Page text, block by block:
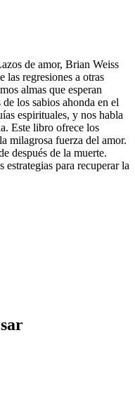
de amor, Brian Weiss
las regresiones a otras
almas que esperan
los sabios ahonda en el
espirituales, y nos habla
Este libro ofrece los
milagrosa fuerza del amor.
después de la muerte.
estrategias para recuperar la